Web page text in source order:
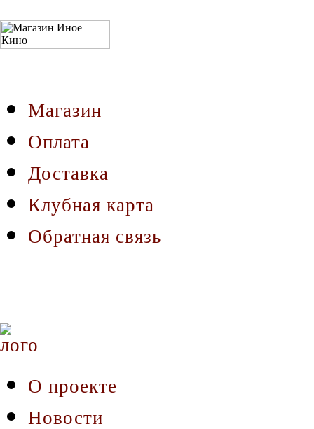
Магазин
Оплата
Доставка
Клубная карта
Обратная связь
О проекте
Новости